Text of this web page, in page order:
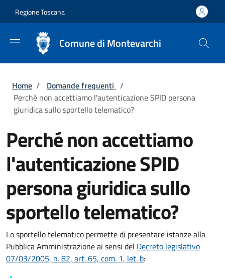
Regione Toscana
Comune di Montevarchi
Briciole di pane
Home / Domande frequenti /
Perché non accettiamo l'autenticazione SPID persona
giuridica sullo sportello telematico?
Perché non accettiamo
l'autenticazione SPID
persona giuridica sullo
sportello telematico?
Lo sportello telematico permette di presentare istanze alla
Pubblica Amministrazione ai sensi del Decreto legislativo
07/03/2005, n. 82, art. 65, com. 1, let. b: